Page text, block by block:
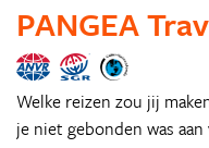
PANGEA
Welke reizen zou jij
je niet gebonden was